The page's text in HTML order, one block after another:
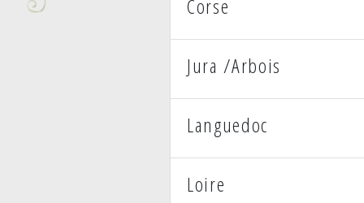
Corse
Jura /Arbois
Languedoc
Loire